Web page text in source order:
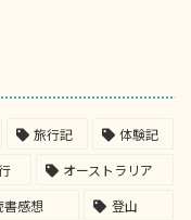
旅行記
体験記
オーストラリア
書感想
登山